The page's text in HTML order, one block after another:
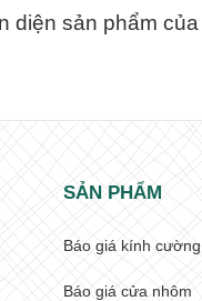
diện sản phẩm
SẢN PHẨM
Báo giá kính
Báo giá cửa nhôm